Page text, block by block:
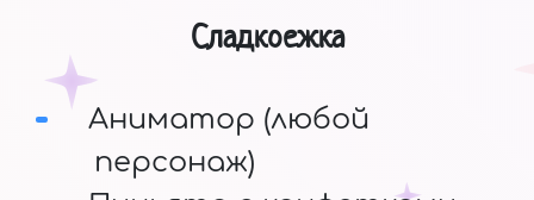
Сладкоежка
Аниматор (любой
персонаж)